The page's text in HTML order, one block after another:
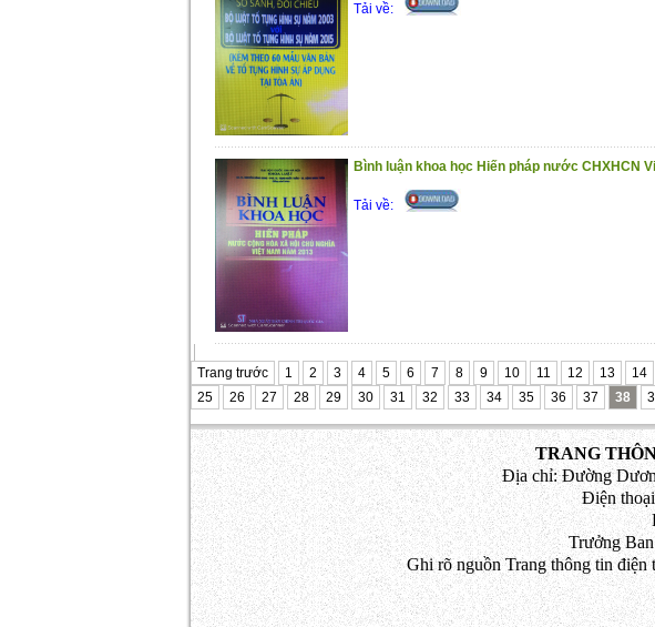
Tải về:
Bình luận khoa học Hiến pháp nước CHXHCN
Tải về:
Trang trước 1 2 3 4 5 6 7 8 9 10 11 12 13 14
25
26 27 28 29 30 31 32 33 34 35 36 37 38
TRANG
Địa chỉ: Đường
Điện thoại:
Trưởng
Ghi rõ nguồn Trang thông tin